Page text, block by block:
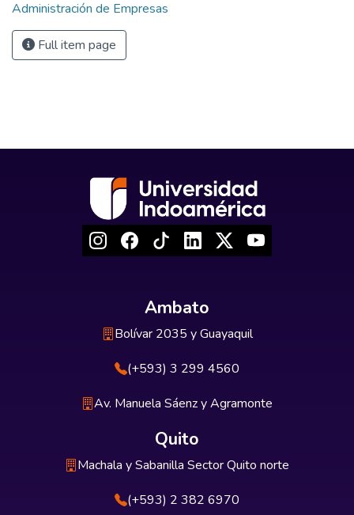
Administración de Empresas
Full item page
Ambato
Bolívar 2035 y Guayaquil
(+593) 3 299 4560
Av. Manuela Sáenz y Agramonte
Quito
Machala y Sabanilla Sector Quito norte
(+593) 2 382 6970